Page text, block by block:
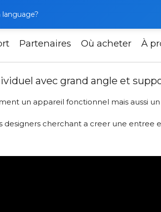
Partenaires Où acheter À
exterieur individuel avec grand
avec grand angle et
un appareil fonctionnel mais aussi
cherchant a creer une entree